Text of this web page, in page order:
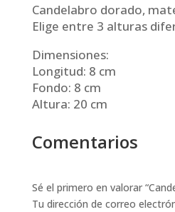
Candelabro dorado,
Elige entre 3 alturas
Dimensiones:
Longitud: 8 cm
Fondo: 8 cm
Altura: 20 cm
Comentarios
Sé el primero en valorar
Tu dirección de correo